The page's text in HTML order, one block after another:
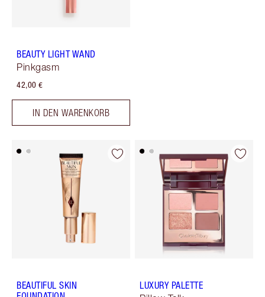
BEAUTY LIGHT WAND
Pinkgasm
42,00 €
IN DEN WARENKORB
BEAUTIFUL SKIN
LUXURY PALETTE